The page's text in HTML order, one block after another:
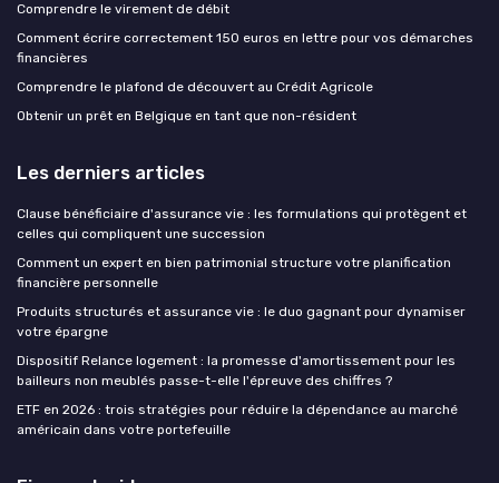
Comprendre le virement de débit
Comment écrire correctement 150 euros en lettre pour vos démarches
financières
Comprendre le plafond de découvert au Crédit Agricole
Obtenir un prêt en Belgique en tant que non-résident
Les derniers articles
Clause bénéficiaire d'assurance vie : les formulations qui protègent et
celles qui compliquent une succession
Comment un expert en bien patrimonial structure votre planification
financière personnelle
Produits structurés et assurance vie : le duo gagnant pour dynamiser
votre épargne
Dispositif Relance logement : la promesse d'amortissement pour les
bailleurs non meublés passe-t-elle l'épreuve des chiffres ?
ETF en 2026 : trois stratégies pour réduire la dépendance au marché
américain dans votre portefeuille